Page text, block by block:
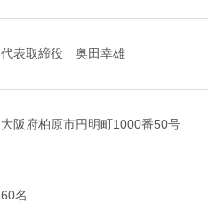
代表取締役 奥田幸雄
大阪府柏原市円明町1000番50号
60名